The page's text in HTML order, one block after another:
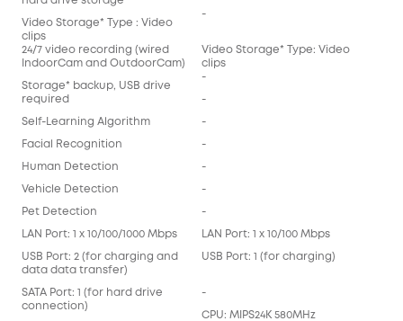
Video Storage* Type : Video
clips
24/7 video recording (wired
IndoorCam and OutdoorCam)
Storage* backup, USB drive
required
Self-Learning Algorithm
Facial Recognition
Human Detection
Vehicle Detection
Pet Detection
LAN Port: 1 x 10/100/1000 Mbps
USB Port: 2 (for charging and
data data transfer)
SATA Port: 1 (for hard drive
connection)
-
Video Storage* Type: Video
clips
-
-
-
-
-
-
-
LAN Port: 1 x 10/100 Mbps
USB Port: 1 (for charging)
-
CPU: MIPS24K 580MHz